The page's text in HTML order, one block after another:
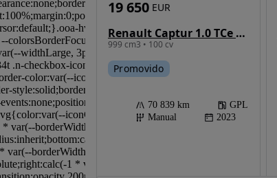
Renault Captur 1.0 TCe Techno Bi-Fuel
999 cm3 • 100 cv
19 650 EUR
Promovido
70 839 km
GPL
Manual
2023